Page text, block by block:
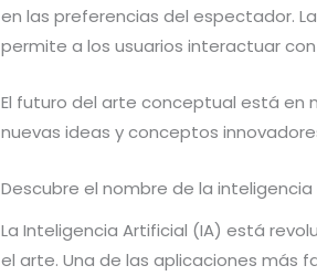
en las preferencias del espectador.
permite a los usuarios interactuar
El futuro del arte conceptual está en
nuevas ideas y conceptos
Descubre el nombre de la
La Inteligencia Artificial (IA) está
el arte. Una de las aplicaciones más